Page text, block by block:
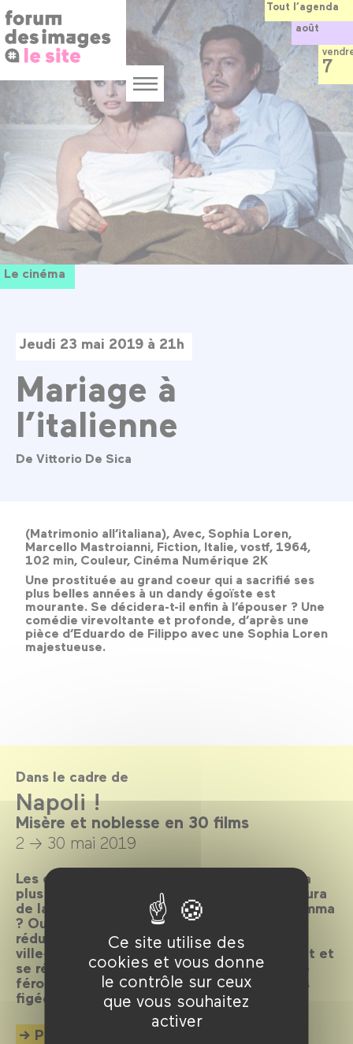
Panneau de gestion des cookies
Ce site utilise des
cookies et vous donne
le contrôle sur ceux
que vous souhaitez
activer
au
contenu
principal
Menu
Le cinéma
Jeudi 23 mai 2019 à 21h
Mariage à
l’italienne
De Vittorio De Sica
(Matrimonio all’italiana), Avec, Sophia Loren,
Marcello Mastroianni, Fiction, Italie, vostf, 1964,
102 min, Couleur, Cinéma Numérique 2K
Une prostituée au grand coeur qui a sacrifié ses
plus belles années à un dandy égoïste est
mourante. Se décidera-t-il enfin à l’épouser ? Une
comédie virevoltante et profonde, d’après une
pièce d’Eduardo de Filippo avec une Sophia Loren
majestueuse.
Dans le cadre de
Napoli !
Misère et noblesse en 30 films
2 → 30 mai 2019
Les clichés sont légion sur Naples, la ville la
plus filmée d’Italie après Rome. Alors, il y aura
de la pizza, la Camorra, des Vespa et la mamma
? Oui, il y en aura aussi, mais Naples ne se
réduit à rien de tout cela, car c’est une
ville‑oxymore où les contraires s’incorporent et
se réinventent sans cesse, dans une vitalité
féroce, déjouant toutes les cartes postales
figées.
Plus d'info
Tout l’agenda
août
7